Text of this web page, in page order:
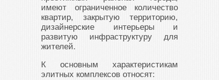
имеют ограниченное количество
квартир, закрытую территорию,
дизайнерские интерьеры и
развитую инфраструктуру для
жителей.
К основным характеристикам
элитных комплексов относят: